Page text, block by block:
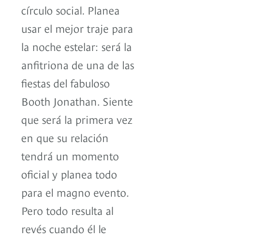
círculo social. Planea
usar el mejor traje para
la noche estelar: será la
anfitriona de una de las
fiestas del fabuloso
Booth Jonathan. Siente
que será la primera vez
en que su relación
tendrá un momento
oficial y planea todo
para el magno evento.
Pero todo resulta al
revés cuando él le